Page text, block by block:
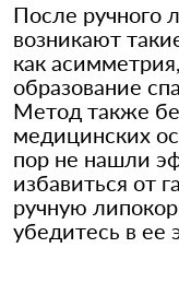
После ручного
возникают
как
образование
Метод также
медицинских
пор не нашли
избавиться от
ручную
убедитесь в ее